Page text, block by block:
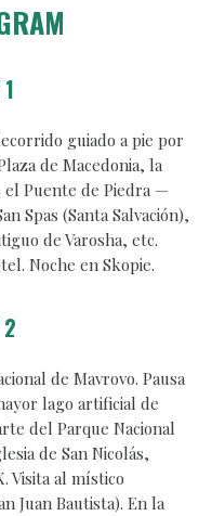
guiado a pie por
de Macedonia, la
el Puente de Piedra —
Spas (Santa Salvación),
de Varosha, etc.
Noche en Skopie.
2
de Mavrovo. Pausa
lago artificial de
del Parque Nacional
de San Nicolás,
Visita al místico
Juan Bautista). En la